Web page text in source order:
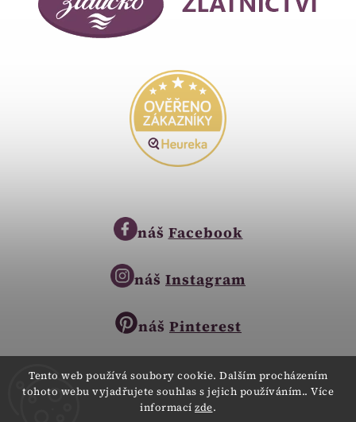
Tento web používá soubory cookie. Dalším procházením
tohoto webu vyjadřujete souhlas s jejich používáním.. Více
informací zde.
náš Facebook
náš Instagram
náš Pinterest
Copyright © 2023